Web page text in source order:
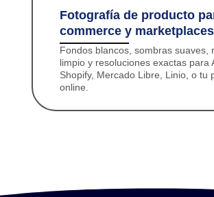
Fotografía de producto
commerce y marketplaces
Fondos blancos, sombras suaves,
limpio y resoluciones exactas para
Shopify, Mercado Libre, Linio, o tu
online.